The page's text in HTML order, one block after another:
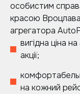
особистим
красою
агрегатора
вигідна ціна
акції;
на кожний